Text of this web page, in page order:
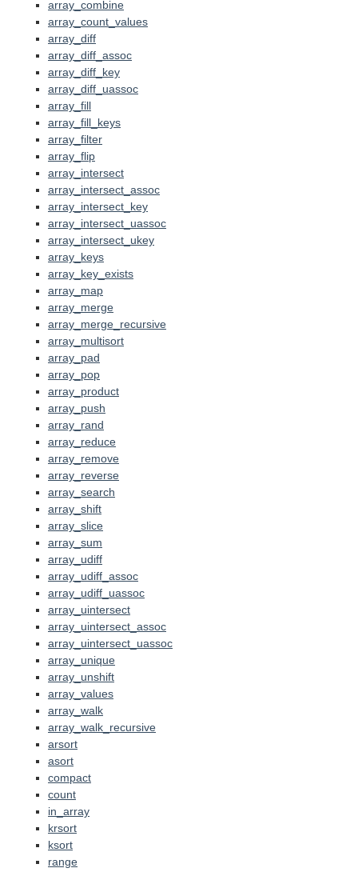
array_combine
array_count_values
array_diff
array_diff_assoc
array_diff_key
array_diff_uassoc
array_fill
array_fill_keys
array_filter
array_flip
array_intersect
array_intersect_assoc
array_intersect_key
array_intersect_uassoc
array_intersect_ukey
array_keys
array_key_exists
array_map
array_merge
array_merge_recursive
array_multisort
array_pad
array_pop
array_product
array_push
array_rand
array_reduce
array_remove
array_reverse
array_search
array_shift
array_slice
array_sum
array_udiff
array_udiff_assoc
array_udiff_uassoc
array_uintersect
array_uintersect_assoc
array_uintersect_uassoc
array_unique
array_unshift
array_values
array_walk
array_walk_recursive
arsort
asort
compact
count
in_array
krsort
ksort
range